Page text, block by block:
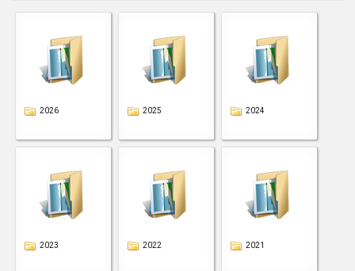
2026 2025 2024
2023 2022 2021